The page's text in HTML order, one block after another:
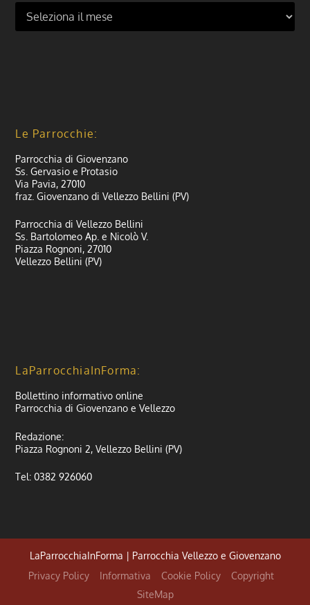
Le Parrocchie:
Parrocchia di Giovenzano
Ss. Gervasio e Protasio
Via Pavia, 27010
fraz. Giovenzano di Vellezzo Bellini (PV)
Parrocchia di Vellezzo Bellini
Ss. Bartolomeo Ap. e Nicolò V.
Piazza Rognoni, 27010
Vellezzo Bellini (PV)
LaParrocchiaInForma:
Bollettino informativo online
Parrocchia di Giovenzano e Vellezzo
Redazione:
Piazza Rognoni 2, Vellezzo Bellini (PV)
Tel: 0382 926060
LaParrocchiaInForma | Parrocchia Vellezzo e Giovenzano
Privacy Policy
Informativa Cookie Policy
Copyright
SiteMap